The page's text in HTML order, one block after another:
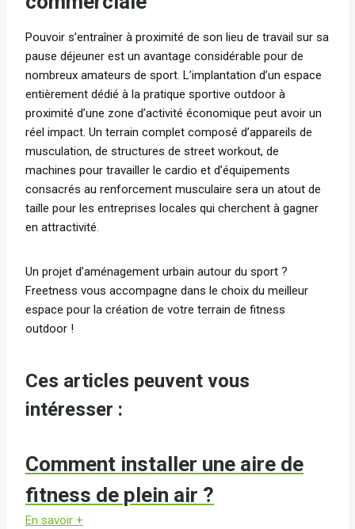
Pouvoir s’entraîner à proximité de son lieu de travail sur sa
pause déjeuner est un avantage considérable pour de
nombreux amateurs de sport. L’implantation d’un espace
entièrement dédié à la pratique sportive outdoor à
proximité d’une zone d’activité économique peut avoir un
réel impact. Un terrain complet composé d’appareils de
musculation, de structures de street workout, de
machines pour travailler le cardio et d’équipements
consacrés au renforcement musculaire sera un atout de
taille pour les entreprises locales qui cherchent à gagner
en attractivité.
Un projet d’aménagement urbain autour du sport ?
Freetness vous accompagne dans le choix du meilleur
espace pour la création de votre terrain de fitness
outdoor !
Ces articles peuvent vous
intéresser :
Comment installer une aire de
fitness de plein air ?
En savoir +